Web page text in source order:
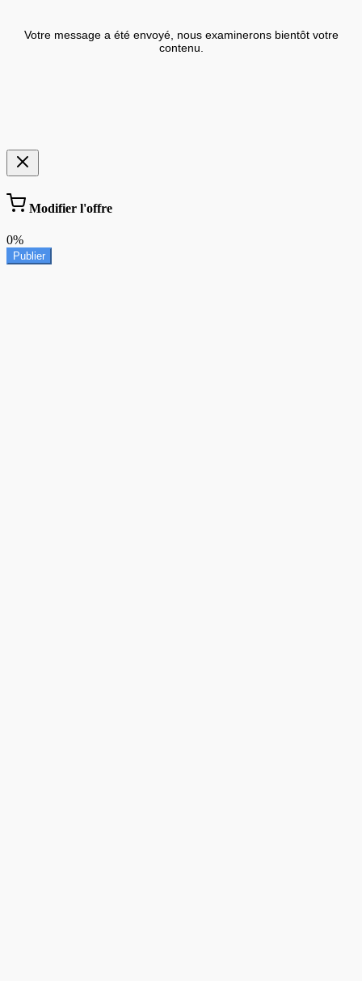
Votre message a été envoyé, nous examinerons bientôt votre
contenu.
Modifier l'offre
0%
Publier